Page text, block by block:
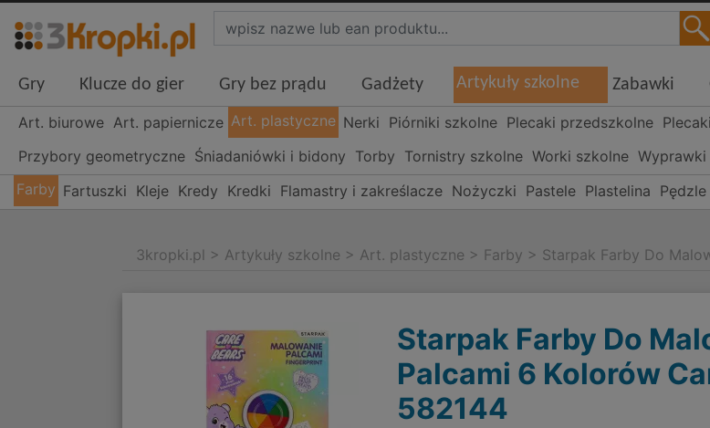
Gry Klucze do gier Gry bez prądu Gadżety Artykuły szkolne Zabawki
Art. biurowe Art. papiernicze Art. plastyczne Nerki Piórniki szkolne Plecaki przedszkolne
Przybory geometryczne Śniadaniówki i bidony Torby Tornistry szkolne Worki szkolne
Farby Fartuszki Kleje Kredy Kredki Flamastry i zakreślacze Nożyczki Pastele Plastelina Pędzle
3kropki.pl > Artykuły szkolne > Art. plastyczne > Farby > Starpak Farby Do
Starpak Farby Do
Palcami 6 Kolorów
582144